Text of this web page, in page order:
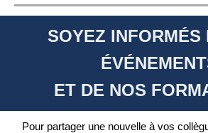
SOYEZ INFORMÉS
ET DE NOS
Pour partager une nouvelle à vos